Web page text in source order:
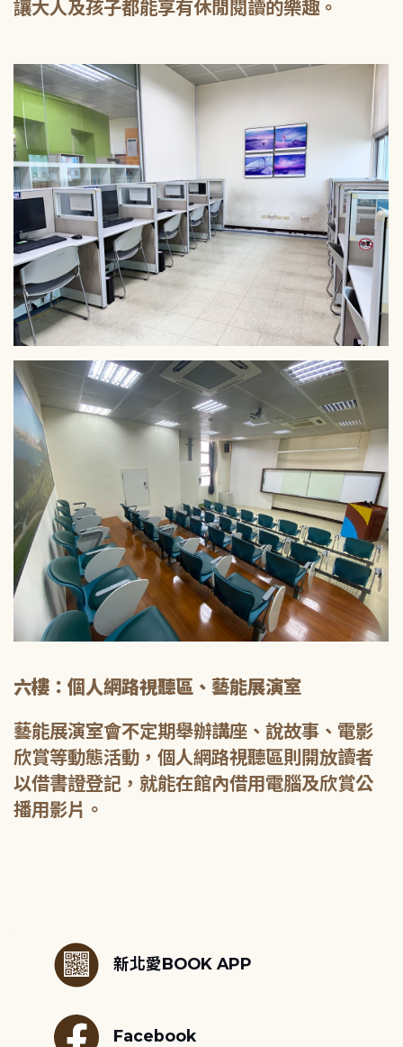
讓大人及孩子都能享有休閒閱讀的樂趣。
六樓：個人網路視聽區、藝能展演室
藝能展演室會不定期舉辦講座、說故事、電影
欣賞等動態活動，個人網路視聽區則開放讀者
以借書證登記，就能在館內借用電腦及欣賞公
播用影片。
新北愛BOOK APP
Facebook